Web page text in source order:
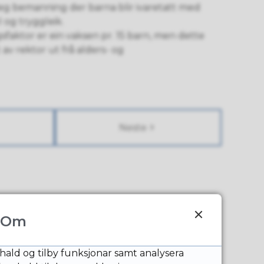
bemanning der barna blir ivaretatt med
og tryggleik.
er ein vaksen pr. 15 barn, men dette
rektor ut frå alders- og
Neste
Om
og tilby funksjonar samt analysera